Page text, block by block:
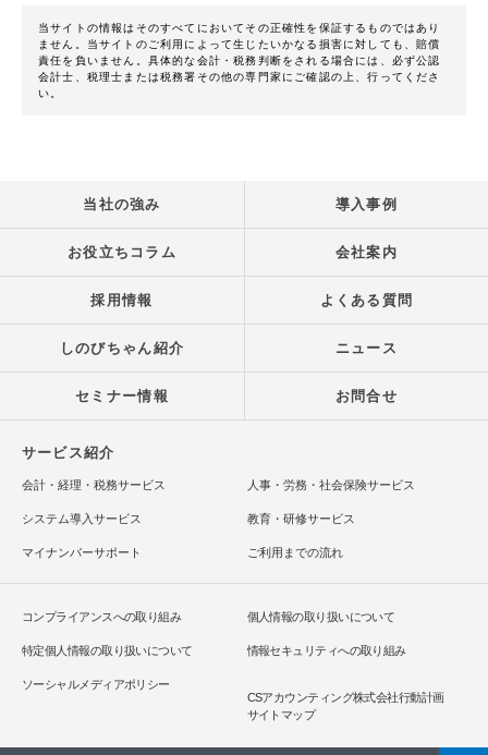
当サイトの情報はそのすべてにおいてその正確性を保証するものではあり
ません。当サイトのご利用によって生じたいかなる損害に対しても、賠償
責任を負いません。具体的な会計・税務判断をされる場合には、必ず公認
会計士、税理士または税務署その他の専門家にご確認の上、行ってくださ
い。
当社の強み 導入事例
お役立ちコラム 会社案内
採用情報 よくある質問
しのびちゃん紹介 ニュース
セミナー情報 お問合せ
サービス紹介
会計・経理・税務サービス 人事・労務・社会保険サービス
システム導入サービス 教育・研修サービス
マイナンバーサポート ご利用までの流れ
コンプライアンスへの取り組み 個人情報の取り扱いについて
特定個人情報の取り扱いについて 情報セキュリティへの取り組み
ソーシャルメディアポリシー
CSアカウンティング株式会社行動計画
サイトマップ